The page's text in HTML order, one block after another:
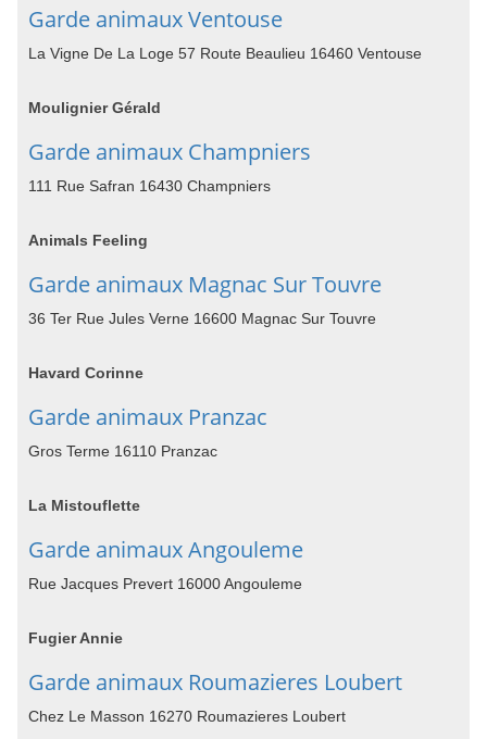
Garde animaux Ventouse
La Vigne De La Loge 57 Route Beaulieu 16460 Ventouse
Moulignier Gérald
Garde animaux Champniers
111 Rue Safran 16430 Champniers
Animals Feeling
Garde animaux Magnac Sur Touvre
36 Ter Rue Jules Verne 16600 Magnac Sur Touvre
Havard Corinne
Garde animaux Pranzac
Gros Terme 16110 Pranzac
La Mistouflette
Garde animaux Angouleme
Rue Jacques Prevert 16000 Angouleme
Fugier Annie
Garde animaux Roumazieres Loubert
Chez Le Masson 16270 Roumazieres Loubert